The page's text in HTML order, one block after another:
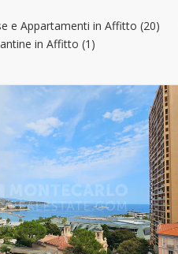
e Appartamenti in Affitto (20)
in Affitto (1)